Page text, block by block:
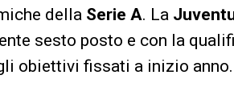
della Serie A. La
sesto posto e con la
obiettivi fissati a inizio anno.